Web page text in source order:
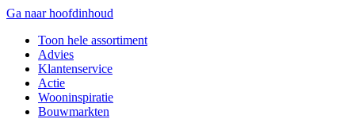
Ga naar hoofdinhoud
Toon hele assortiment
Advies
Klantenservice
Actie
Wooninspiratie
Bouwmarkten